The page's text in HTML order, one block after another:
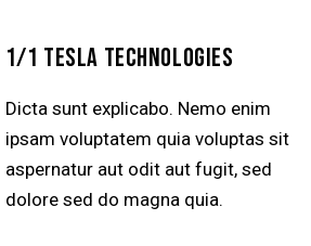
1/1 TESLA TECHNOLOGIES
Dicta sunt explicabo. Nemo enim
ipsam voluptatem quia voluptas sit
aspernatur aut odit aut fugit, sed
dolore sed do magna quia.